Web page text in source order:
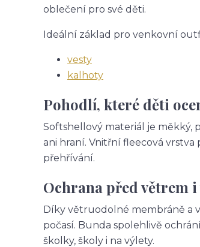
oblečení pro své děti.
Ideální základ pro venkovní
vesty
kalhoty
Pohodlí, které děti
Softshellový materiál je měkký,
ani hraní. Vnitřní fleecová
přehřívání.
Ochrana před větrem
Díky větruodolné membráně a
počasí. Bunda spolehlivě
školky, školy i na výlety.